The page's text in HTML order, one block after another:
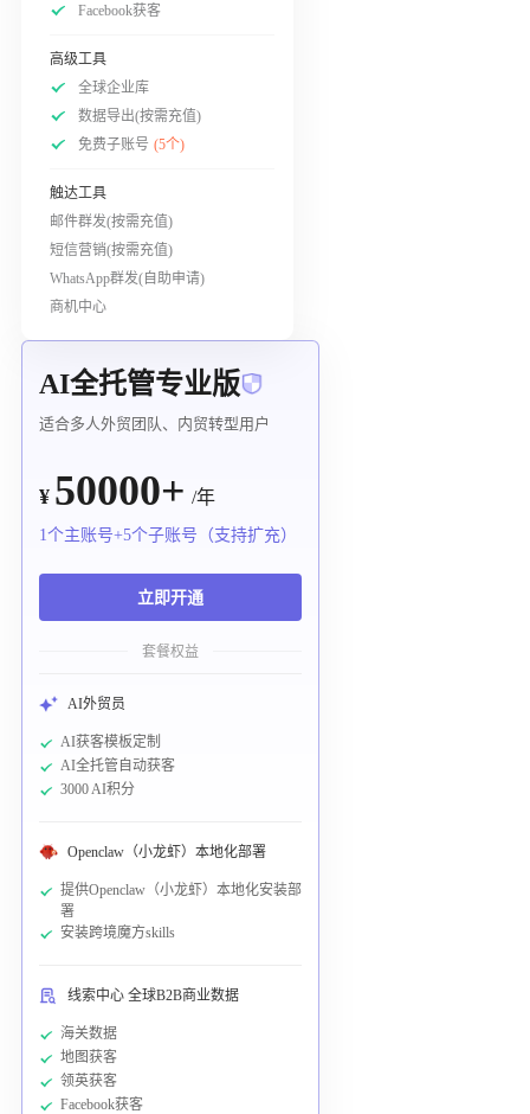
Facebook获客
高级工具
全球企业库
数据导出(按需充值)
免费子账号 (5个)
触达工具
邮件群发(按需充值)
短信营销(按需充值)
WhatsApp群发(自助申请)
商机中心
AI全托管专业版
适合多人外贸团队、内贸转型用户
¥ 50000+ /年
1个主账号+5个子账号（支持扩充）
立即开通
套餐权益
AI外贸员
AI获客模板定制
AI全托管自动获客
3000 AI积分
Openclaw（小龙虾）本地化部署
提供Openclaw（小龙虾）本地化安装部
署
安装跨境魔方skills
线索中心 全球B2B商业数据
海关数据
地图获客
领英获客
Facebook获客